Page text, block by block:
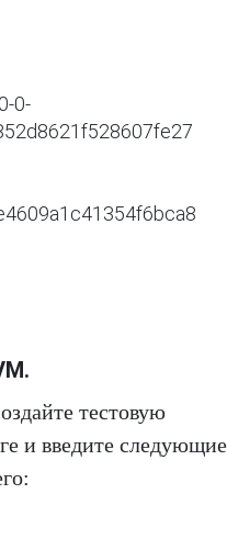
0-
тестовую
и введите следующие